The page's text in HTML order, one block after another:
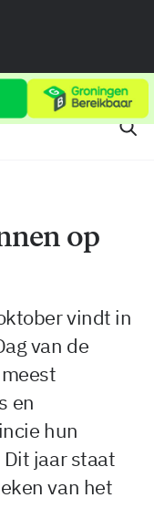
op
vindt in
van de
en
hun
jaar staat
van het